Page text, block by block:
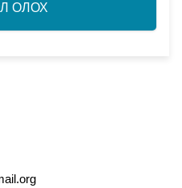
ОЛОХ